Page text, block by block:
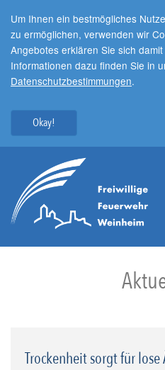
Um Ihnen ein bestmögliches
zu ermöglichen, verwenden wir
Angebotes erklären Sie sich
Informationen dazu finden Sie in
Datenschutzbestimmungen.
Okay!
Trockenheit sorgt für